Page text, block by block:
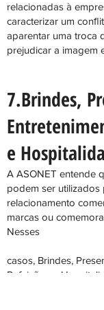
relacionadas à
caracterizar um
aparentar uma troca
prejudicar a imagem
7.Brindes,
e
A ASONET entende
podem ser utilizados
relacionamento
marcas ou
Nesses
casos, Brindes,
Refeições e